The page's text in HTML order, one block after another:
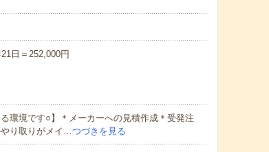
日＝252,000円
環境です○】＊メーカーへの見積作成＊受発注
り取りがメイ…つづきを見る